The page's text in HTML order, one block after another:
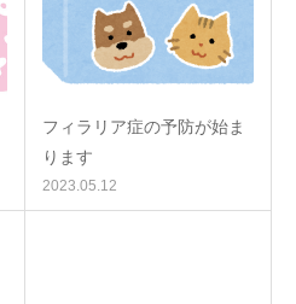
フィラリア症の予防が始ま
ります
2023.05.12